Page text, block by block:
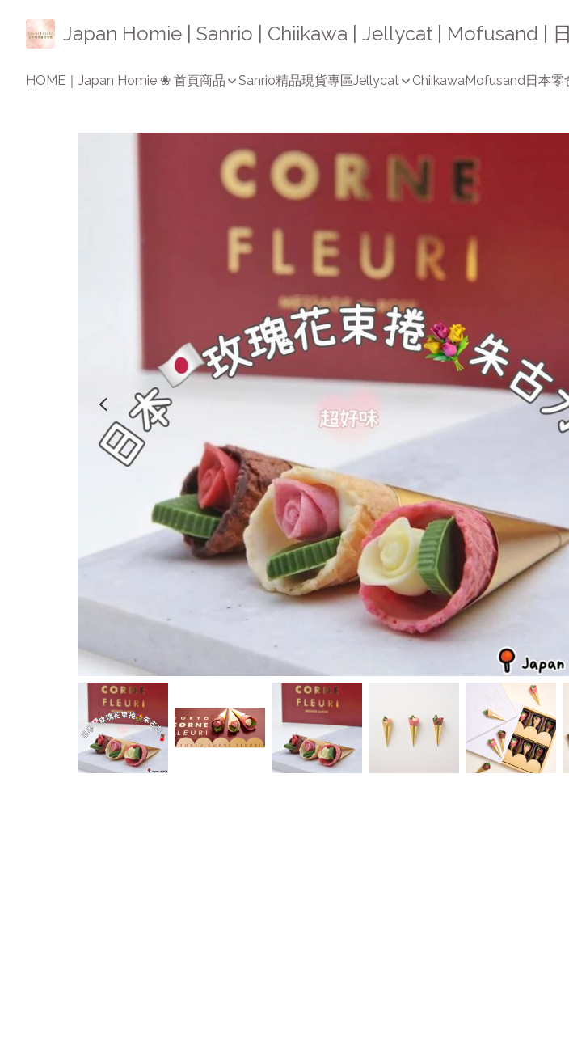
Japan Homie | Sanrio | Chiikawa | Jellycat | Mofusand |
HOME｜Japan Homie ❀ 首頁商品 Sanrio精品現貨專區Jellycat ChiikawaMofusand日本零